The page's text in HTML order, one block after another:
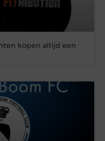
kopen altijd een